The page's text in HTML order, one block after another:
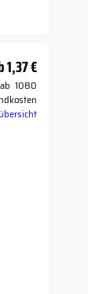
1,37 €
ab 1080